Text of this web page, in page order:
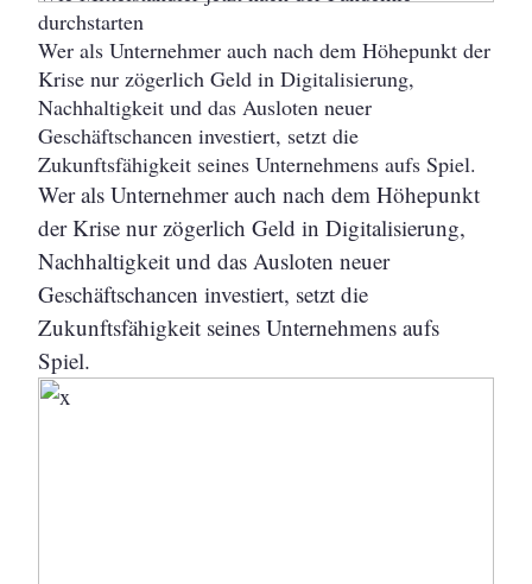
durchstarten
Wer als Unternehmer auch nach dem Höhepunkt der
Krise nur zögerlich Geld in Digitalisierung,
Nachhaltigkeit und das Ausloten neuer
Geschäftschancen investiert, setzt die
Zukunftsfähigkeit seines Unternehmens aufs Spiel.
Wer als Unternehmer auch nach dem Höhepunkt
der Krise nur zögerlich Geld in Digitalisierung,
Nachhaltigkeit und das Ausloten neuer
Geschäftschancen investiert, setzt die
Zukunftsfähigkeit seines Unternehmens aufs
Spiel.